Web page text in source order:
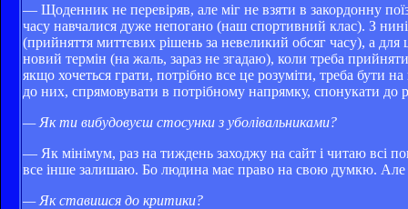
— Щоденник не перевіряв, але міг не взяти в закордонну
часу навчалися дуже непогано (наш спортивний клас). З
(прийняття миттєвих рішень за невеликий обсяг часу), а для
новий термін (на жаль, зараз не згадаю), коли треба
якщо хочеться грати, потрібно все це розуміти, треба бути
до них, спрямовувати в потрібному напрямку, спонукати до
— Як ти вибудовуєш стосунки з уболівальниками?
— Як мінімум, раз на тиждень заходжу на сайт і читаю всі
все інше залишаю. Бо людина має право на свою думкю. Але
— Як ставишся до критики?